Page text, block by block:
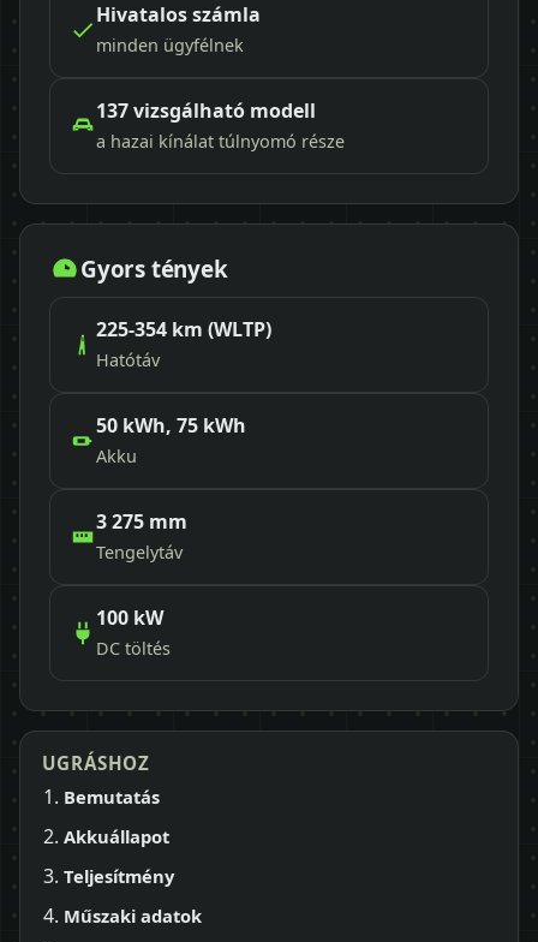
Hivatalos számla
minden ügyfélnek
137 vizsgálható modell
a hazai kínálat túlnyomó része
Gyors tények
225-354 km (WLTP)
Hatótáv
50 kWh, 75 kWh
Akku
3 275 mm
Tengelytáv
100 kW
DC töltés
UGRÁSHOZ
Bemutatás
Akkuállapot
Teljesítmény
Műszaki adatok